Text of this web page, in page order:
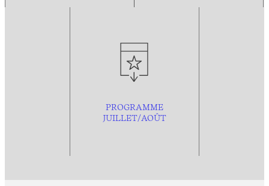
PROGRAMME
JUILLET/AOÛT